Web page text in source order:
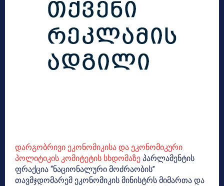
დარგობრივი ეკონომიკისა და ეკონომიკური
პოლიტიკის კომიტეტის სხდომაზე პარლამენტის
ფრაქცია “ნაციონალური მოძრაობის”
თავმჯდომარემ ეკონომიკის მინისტრს მიმართა და